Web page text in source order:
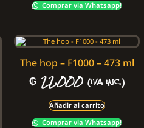
Comprar via Whatsapp!
The hop – F1000 – 473 ml
₲22.000 (iva inc.)
Añadir al carrito
Comprar via Whatsapp!